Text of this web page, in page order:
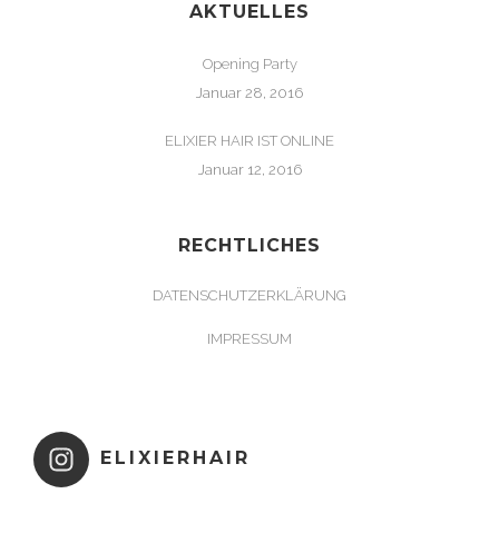
AKTUELLES
Opening Party
Januar 28, 2016
ELIXIER HAIR IST ONLINE
Januar 12, 2016
RECHTLICHES
DATENSCHUTZERKLÄRUNG
IMPRESSUM
ELIXIERHAIR